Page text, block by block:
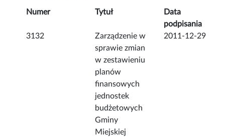
Numer Tytuł
Data
podpisania
3132
Zarządzenie w
sprawie zmian
w zestawieniu
planów
finansowych
jednostek
budżetowych
Gminy
Miejskiej
2011-12-29